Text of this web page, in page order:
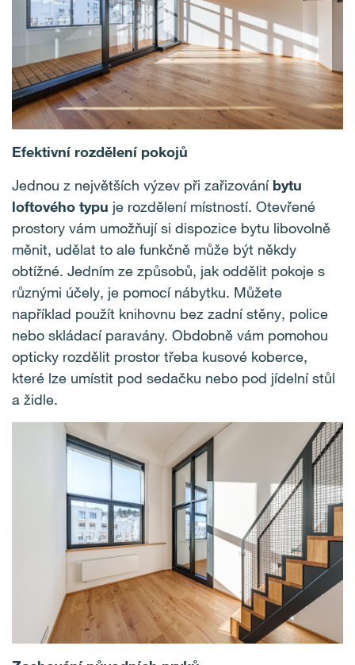
Efektivní rozdělení pokojů
Jednou z největších výzev při zařizování bytu
loftového typu je rozdělení místností. Otevřené
prostory vám umožňují si dispozice bytu libovolně
měnit, udělat to ale funkčně může být někdy
obtížné. Jedním ze způsobů, jak oddělit pokoje s
různými účely, je pomocí nábytku. Můžete
například použít knihovnu bez zadní stěny, police
nebo skládací paravány. Obdobně vám pomohou
opticky rozdělit prostor třeba kusové koberce,
které lze umístit pod sedačku nebo pod jídelní stůl
a židle.